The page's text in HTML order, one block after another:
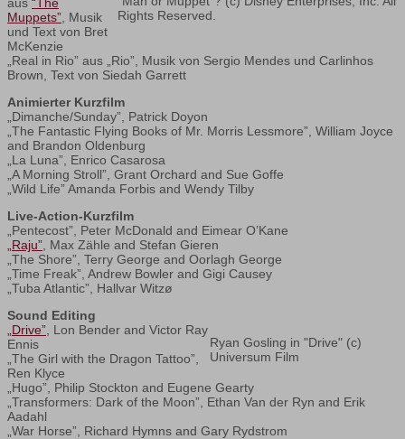
Rights Reserved.
Muppets” , Musik
und Text von Bret
McKenzie
„Real in Rio” aus „Rio”, Musik von Sergio Mendes und Carlinhos
Brown, Text von Siedah Garrett
Animierter Kurzfilm
„Dimanche/Sunday”, Patrick Doyon
„The Fantastic Flying Books of Mr. Morris Lessmore”, William Joyce
and Brandon Oldenburg
„La Luna”, Enrico Casarosa
„A Morning Stroll”, Grant Orchard and Sue Goffe
„Wild Life” Amanda Forbis and Wendy Tilby
Live-Action-Kurzfilm
„Pentecost”, Peter McDonald and Eimear O’Kane
„Raju” , Max Zähle and Stefan Gieren
„The Shore”, Terry George and Oorlagh George
„Time Freak”, Andrew Bowler and Gigi Causey
„Tuba Atlantic”, Hallvar Witzø
Ryan Gosling in "Drive" (c)
Universum Film
Sound Editing
„Drive” , Lon Bender and Victor Ray
Ennis
„The Girl with the Dragon Tattoo”,
Ren Klyce
„Hugo”, Philip Stockton and Eugene Gearty
„Transformers: Dark of the Moon”, Ethan Van der Ryn and Erik
Aadahl
„War Horse”, Richard Hymns and Gary Rydstrom